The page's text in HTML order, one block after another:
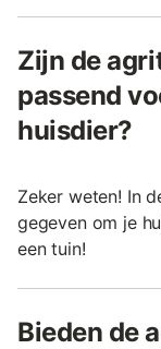
Zijn de
passend
huisdier?
Zeker weten! In
gegeven om je
een tuin!
Bieden de